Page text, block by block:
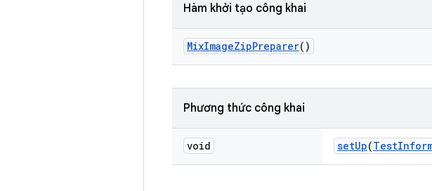
Hàm khởi tạo công khai
MixImageZipPreparer()
Phương thức công khai
void setUp(Test